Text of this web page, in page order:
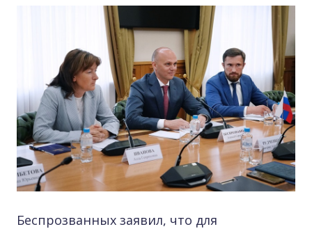
Беспрозванных заявил, что для